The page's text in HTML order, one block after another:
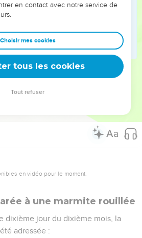
lapidera et les abattra à coups
et leurs filles, et ils mettront le
crime dans le pays. Cela servira
les femmes, et elles n’imiteront pas
crimes sur vous et vous supporterez
en vidéo pour le moment.
à une marmite rouillée
dixième jour du dixième mois, la
adressée :
en contact avec notre service de
Choisir mes cookies
tous les cookies
Tout refuser